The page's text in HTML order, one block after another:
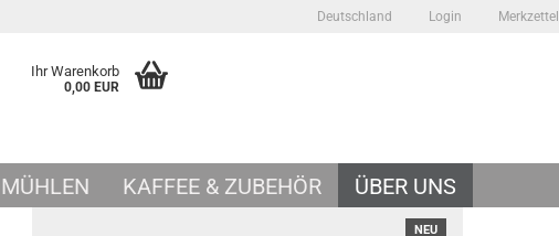
Deutschland Login Merkzettel
Ihr Warenkorb
0,00 EUR
KAFFEE & ZUBEHÖR ÜBER UNS
NEU